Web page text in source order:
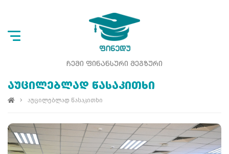
ᲩᲔᲛᲘ ᲤᲘᲜᲐᲜᲡᲣᲠᲘ ᲛᲔᲒᲖᲣᲠᲘ
ᲐᲣᲪᲘᲚᲔᲑᲚᲐᲓ ᲬᲐᲡᲐᲙᲘᲗᲮᲘ
აუცილებლად წასაკითხი